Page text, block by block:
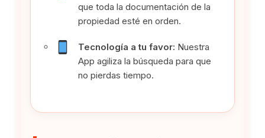
que toda la documentación de la
propiedad esté en orden.
Tecnología a tu favor: Nuestra
App agiliza la búsqueda para que
no pierdas tiempo.